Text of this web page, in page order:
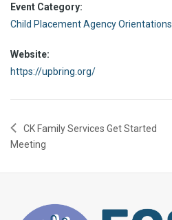
Event Category:
Child Placement Agency Orientations
Website:
https://upbring.org/
CK Family Services Get Started
Meeting